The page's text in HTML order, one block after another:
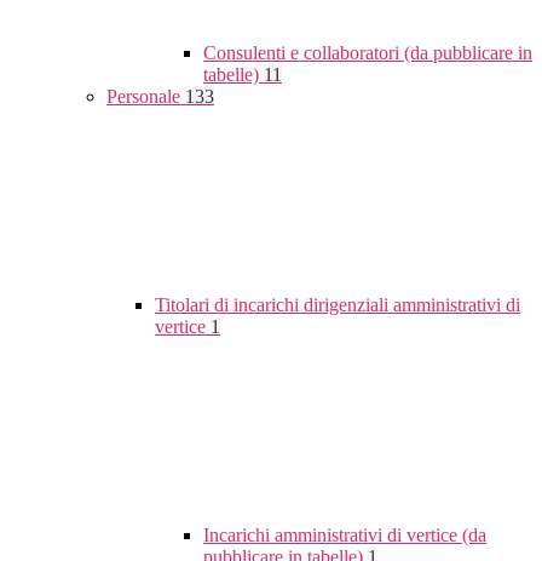
Consulenti e collaboratori (da pubblicare in
tabelle) 11
Personale 133
Titolari di incarichi dirigenziali amministrativi di
vertice 1
Incarichi amministrativi di vertice (da